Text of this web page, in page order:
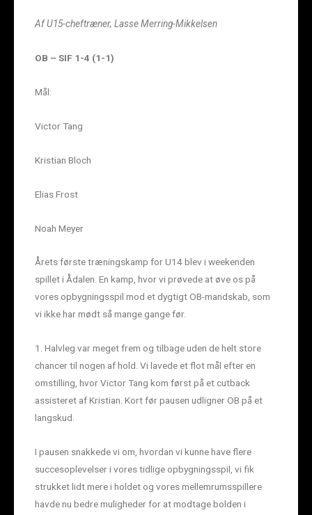
Af U15-cheftræner, Lasse Merring-Mikkelsen
OB – SIF 1-4 (1-1)
Mål:
Victor Tang
Kristian Bloch
Elias Frost
Noah Meyer
Årets første træningskamp for U14 blev i weekenden
spillet i Ådalen. En kamp, hvor vi prøvede at øve os på
vores opbygningsspil mod et dygtigt OB-mandskab, som
vi ikke har mødt så mange gange før.
1. Halvleg var meget frem og tilbage uden de helt store
chancer til nogen af hold. Vi lavede et flot mål efter en
omstilling, hvor Victor Tang kom først på et cutback
assisteret af Kristian. Kort før pausen udligner OB på et
langskud.
I pausen snakkede vi om, hvordan vi kunne have flere
succesoplevelser i vores tidlige opbygningsspil, vi fik
strukket lidt mere i holdet og vores mellemrumsspillere
havde nu bedre muligheder for at modtage bolden i